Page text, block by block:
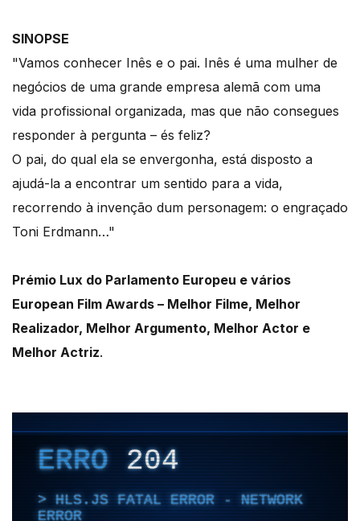
SINOPSE
"Vamos conhecer Inês e o pai. Inês é uma mulher de
negócios de uma grande empresa alemã com uma
vida profissional organizada, mas que não consegues
responder à pergunta – és feliz?
O pai, do qual ela se envergonha, está disposto a
ajudá-la a encontrar um sentido para a vida,
recorrendo à invenção dum personagem: o engraçado
Toni Erdmann…"
Prémio Lux do Parlamento Europeu e vários
European Film Awards – Melhor Filme, Melhor
Realizador, Melhor Argumento, Melhor Actor e
Melhor Actriz.